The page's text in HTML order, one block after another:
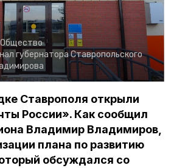
Общество
губернатора Ставропольского
Ставрополя открыли
России». Как сообщил
Владимир Владимиров,
плана по развитию
обсуждался со